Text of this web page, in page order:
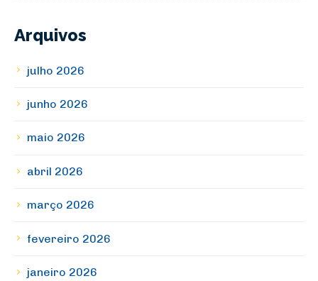
Arquivos
julho 2026
junho 2026
maio 2026
abril 2026
março 2026
fevereiro 2026
janeiro 2026